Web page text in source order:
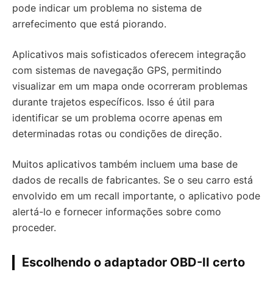
pode indicar um problema no sistema de
arrefecimento que está piorando.
Aplicativos mais sofisticados oferecem integração
com sistemas de navegação GPS, permitindo
visualizar em um mapa onde ocorreram problemas
durante trajetos específicos. Isso é útil para
identificar se um problema ocorre apenas em
determinadas rotas ou condições de direção.
Muitos aplicativos também incluem uma base de
dados de recalls de fabricantes. Se o seu carro está
envolvido em um recall importante, o aplicativo pode
alertá-lo e fornecer informações sobre como
proceder.
Escolhendo o adaptador OBD-II certo